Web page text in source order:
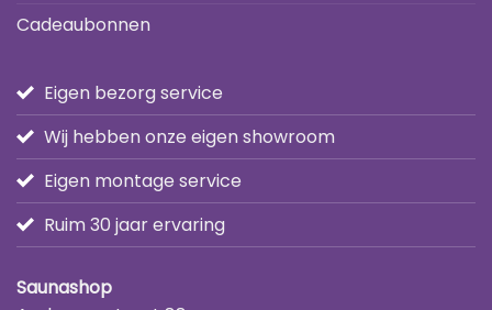
Cadeaubonnen
Eigen bezorg service
Wij hebben onze eigen showroom
Eigen montage service
Ruim 30 jaar ervaring
Saunashop